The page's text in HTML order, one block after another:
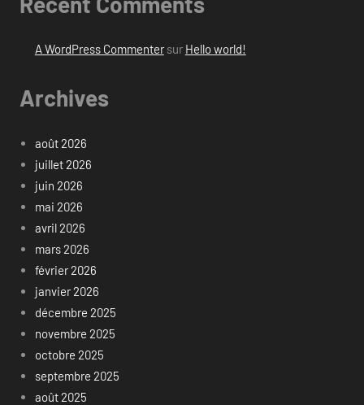
A WordPress Commentersur Hello world!
Archives
août 2026
juillet 2026
juin 2026
mai 2026
avril 2026
mars 2026
février 2026
janvier 2026
décembre 2025
novembre 2025
octobre 2025
septembre 2025
août 2025